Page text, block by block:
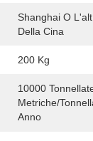
Shanghai O
Della Cina
200 Kg
10000
Metriche/
Anno